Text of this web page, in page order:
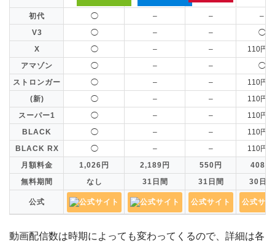
初代 ◯ – –
–
V3
◯ – –
◯
X
◯ – –
110円/
アマゾン
◯ – –
◯
ストロンガー
◯ – –
110円/
(新)
◯ – –
110円/
スーパー1
◯ – –
110円/
BLACK
◯ – –
110円/
BLACK RX
◯ – –
110円/
月額料金
1,026円 2,189円 550円
408円
無料期間
なし 31日間 31日間 30日間
公式 公式サイト 公式サイト 公式サイト 公式サイ
動画配信数は時期によっても変わってくるので、詳細は各